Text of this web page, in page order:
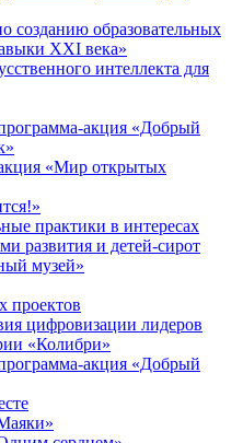
созданию образовательных
XXI века»
интеллекта для
акция «Добрый
«Мир открытых
практики в интересах
развития и детей-сирот
музей»
проектов
цифровизации лидеров
«Колибри»
акция «Добрый